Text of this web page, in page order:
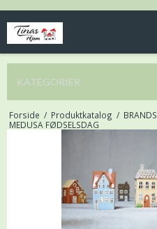
KATEGORIER
Forside / Produktkatalog / BRANDS
MEDUSA FØDSELSDAG